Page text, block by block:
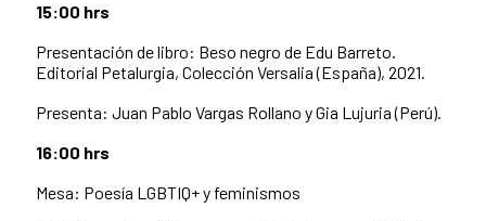
15:00 hrs
Presentación de libro: Beso negro de Edu Barreto.
Editorial Petalurgia, Colección Versalia (España), 2021.
Presenta: Juan Pablo Vargas Rollano y Gia Lujuria (Perú).
16:00 hrs
Mesa: Poesía LGBTIQ+ y feminismos